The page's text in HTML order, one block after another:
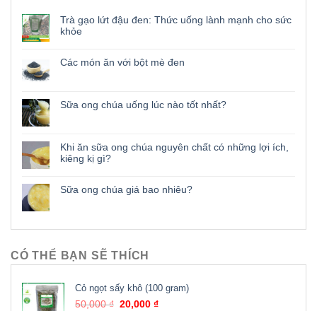
Trà gạo lứt đậu đen: Thức uống lành mạnh cho sức
khỏe
Các món ăn với bột mè đen
Sữa ong chúa uống lúc nào tốt nhất?
Khi ăn sữa ong chúa nguyên chất có những lợi ích,
kiêng kị gì?
Sữa ong chúa giá bao nhiêu?
CÓ THỂ BẠN SẼ THÍCH
Cỏ ngọt sấy khô (100 gram)
50,000₫ 20,000₫